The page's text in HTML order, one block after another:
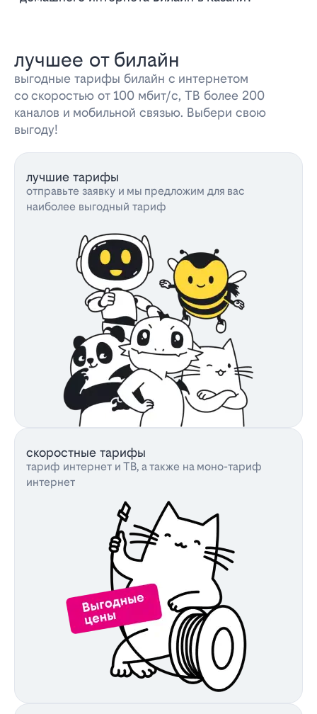
лучшее от билайн
выгодные тарифы билайн с интернетом
со скоростью от 100 мбит/с, ТВ более 200
каналов и мобильной связью. Выбери свою
выгоду!
лучшие тарифы
отправьте заявку и мы предложим для вас
наиболее выгодный тариф
скоростные тарифы
тариф интернет и ТВ, а также на моно-тариф
интернет